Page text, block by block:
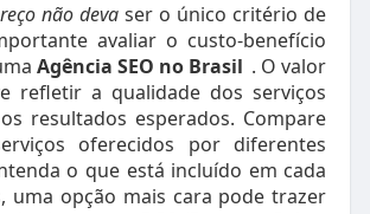
não deva ser o único critério de
avaliar o custo-benefício
Agência SEO no Brasil . O valor
refletir a qualidade dos serviços
resultados esperados. Compare
oferecidos por diferentes
o que está incluído em cada
uma opção mais cara pode trazer